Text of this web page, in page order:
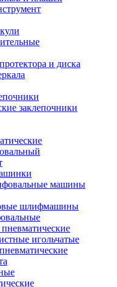
и диска
заклепочники
машины
шлифмашины
игольчатые